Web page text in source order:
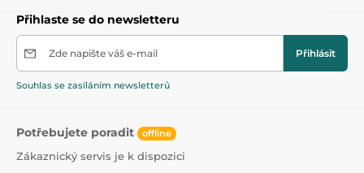
Přihlaste se do newsletteru
Zde napište váš e-mail Přihlásit
Souhlas se zasíláním newsletterů
Potřebujete poradit offline
Zákaznický servis je k dispozici